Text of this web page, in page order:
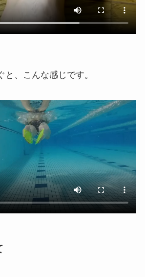
と、こんな感じです。